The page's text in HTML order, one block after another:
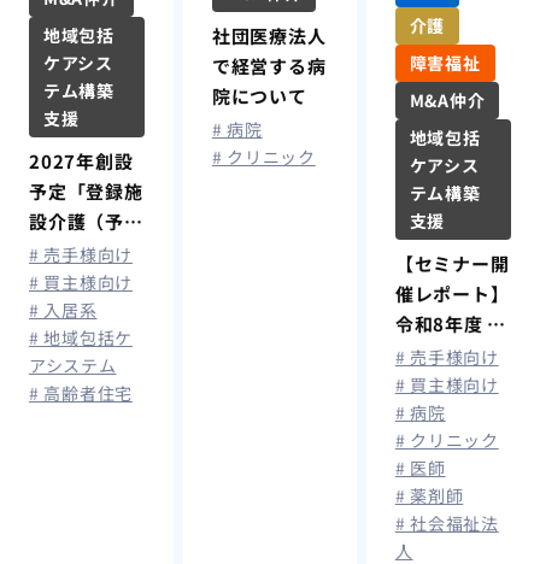
地域包括
ケアシス
テム構築
支援
2027年創設
予定「登録施
設介護（予
防）支援」と
は？住宅型有
料老人ホーム
の今後と影響
も解説
# 売手様向け
# 買主様向け
# 入居系
# 地域包括ケ
アシステム
# 高齢者住宅
社団医療法人
で経営する病
院について
# 病院
# クリニック
介護
障害福祉
M&A仲介
地域包括
ケアシス
テム構築
支援
【セミナー開
催レポート】
令和8年度 税
制改正を機に
考える！ 医
療・介護経営
者が今取り組
むべき「出
口」への備え
とは
# 売手様向け
# 買主様向け
# 病院
# クリニック
# 医師
# 薬剤師
# 社会福祉法
人